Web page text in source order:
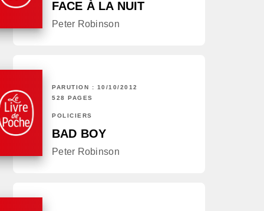
FACE À LA NUIT
Peter Robinson
PARUTION : 10/10/2012
528 PAGES
POLICIERS
BAD BOY
Peter Robinson